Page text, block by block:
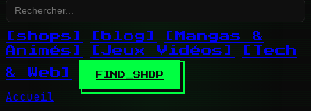
[shops] [blog]
[Mangas &
Animés]
[Jeux Vidéos]
[Tech
& Web]
FIND_SHOP
Accueil